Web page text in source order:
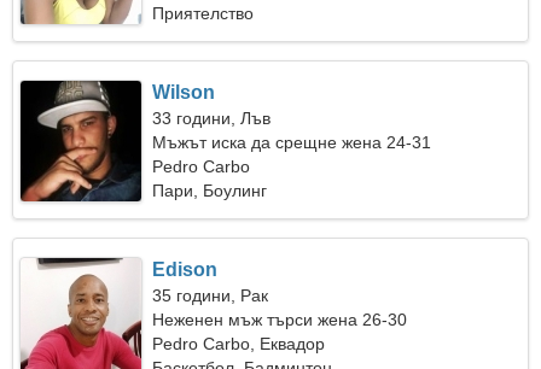
Приятелство
Wilson
33 години, Лъв
Мъжът иска да срещне жена 24-31
Pedro Carbo
Пари, Боулинг
Edison
35 години, Рак
Неженен мъж търси жена 26-30
Pedro Carbo, Еквадор